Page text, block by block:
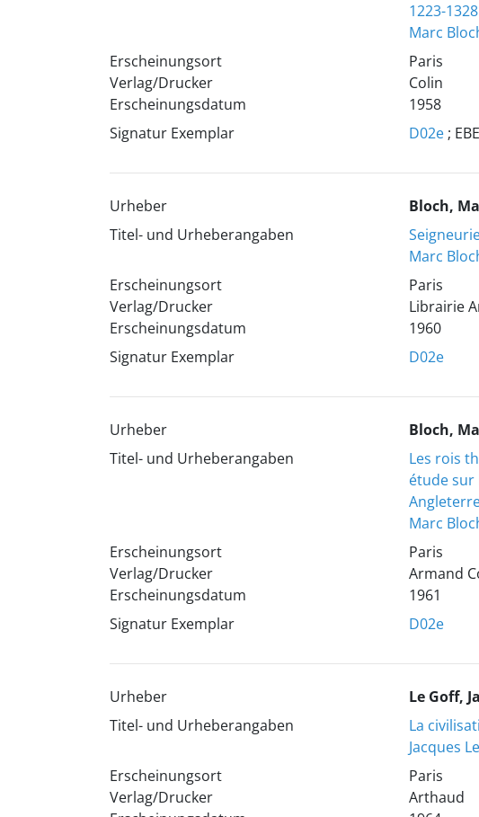
1223-1328
Marc
Erscheinungsort
Verlag/Drucker
Erscheinungsdatum
Paris
Colin
1958
Signatur Exemplar
D02e;
Urheber Bloch,
Titel- und Urheberangaben
Marc
Erscheinungsort
Verlag/Drucker
Erscheinungsdatum
Paris
Librairie
1960
Signatur Exemplar
D02e
Urheber Bloch,
Titel- und Urheberangaben
Les rois
étude sur
Marc
Erscheinungsort
Verlag/Drucker
Erscheinungsdatum
Paris
Armand
1961
Signatur Exemplar
D02e
Urheber Le Goff,
Titel- und Urheberangaben
La
Jacques
Erscheinungsort
Verlag/Drucker
Paris
Arthaud